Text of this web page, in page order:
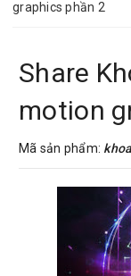
graphics phần 2
Share
motion
Mã sản phẩm: